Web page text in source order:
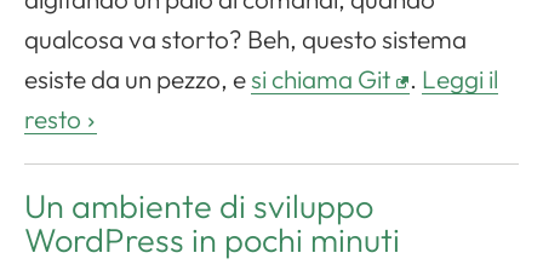
qualcosa va storto? Beh, questo sistema
esiste da un pezzo, esi chiama Git . Leggi il
resto
Un ambiente di sviluppo
WordPress in pochi minuti